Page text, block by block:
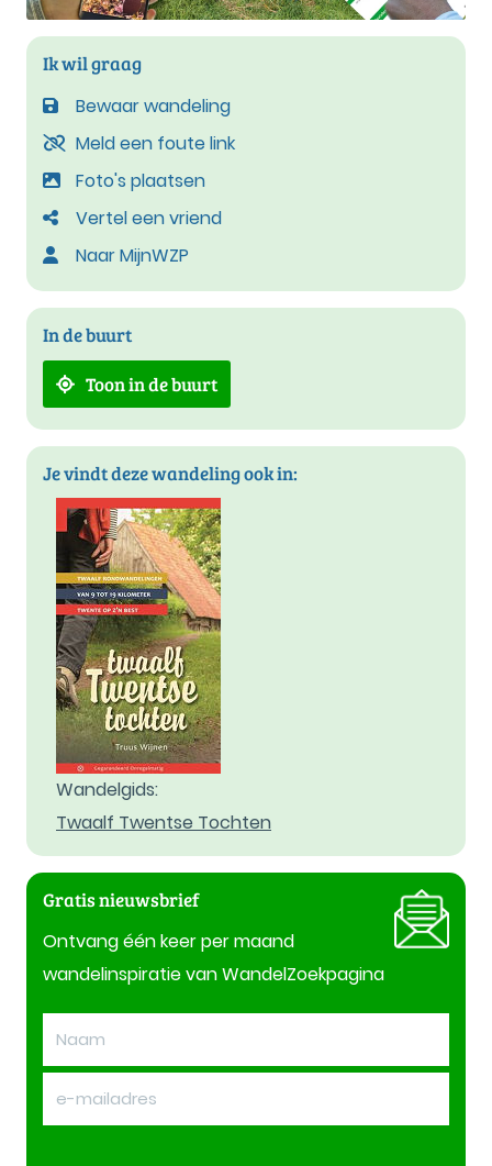
Ik wil graag
Bewaar wandeling
Meld een foute link
Foto's plaatsen
Vertel een vriend
Naar MijnWZP
In de buurt
Toon in de buurt
Je vindt deze wandeling ook in:
Wandelgids:
Twaalf Twentse Tochten
Gratis nieuwsbrief
Ontvang één keer per maand
wandelinspiratie van WandelZoekpagina